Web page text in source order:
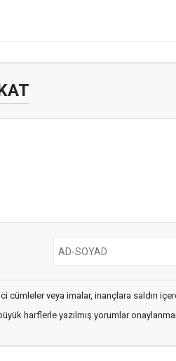
cümleler veya imalar, inançlara saldırı
harflerle yazılmış yorumlar